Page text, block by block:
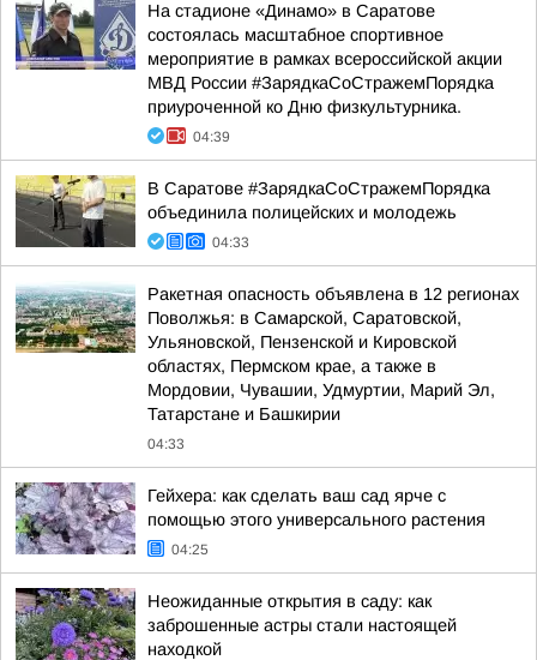
На стадионе «Динамо» в Саратове
состоялась масштабное спортивное
мероприятие в рамках всероссийской акции
МВД России #ЗарядкаСоСтражемПорядка
приуроченной ко Дню физкультурника.
04:39
В Саратове #ЗарядкаСоСтражемПорядка
объединила полицейских и молодежь
04:33
Ракетная опасность объявлена в 12 регионах
Поволжья: в Самарской, Саратовской,
Ульяновской, Пензенской и Кировской
областях, Пермском крае, а также в
Мордовии, Чувашии, Удмуртии, Марий Эл,
Татарстане и Башкирии
04:33
Гейхера: как сделать ваш сад ярче с
помощью этого универсального растения
04:25
Неожиданные открытия в саду: как
заброшенные астры стали настоящей
находкой